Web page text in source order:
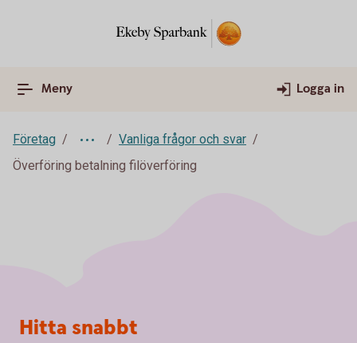
Meny Logga in
Företag
Vanliga frågor och svar
Överföring betalning filöverföring
Sidfot
Hitta snabbt